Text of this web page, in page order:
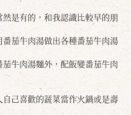
是有的，和我認識比較早的朋
茄牛肉湯做出各種番茄牛肉湯
牛肉湯麵外，配飯變番茄牛肉
己喜歡的蔬菜當作火鍋或是壽